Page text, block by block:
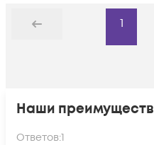
Назад
1
Наши
Ответов:1